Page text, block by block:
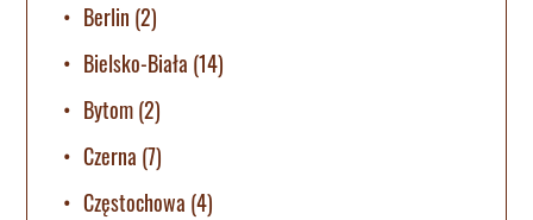
Berlin (2)
Bielsko-Biała (14)
Bytom(2)
Czerna (7)
Częstochowa (4)